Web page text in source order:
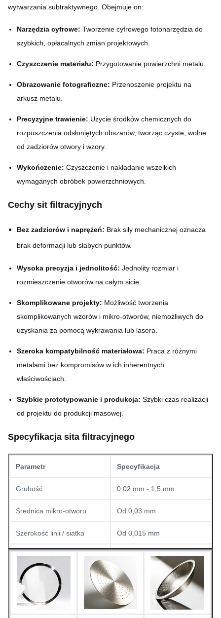
wytwarzania subtraktywnego. Obejmuje on:
Narzędzia cyfrowe: Tworzenie cyfrowego fotonarzędzia do
szybkich, opłacalnych zmian projektowych.
Czyszczenie materiału: Przygotowanie powierzchni metalu.
Obrazowanie fotograficzne: Przenoszenie projektu na
arkusz metalu.
Precyzyjne trawienie: Użycie środków chemicznych do
rozpuszczenia odsłoniętych obszarów, tworząc czyste, wolne
od zadziorów otwory i wzory.
Wykończenie: Czyszczenie i nakładanie wszelkich
wymaganych obróbek powierzchniowych.
Cechy sit filtracyjnych
Bez zadziorów i naprężeń: Brak siły mechanicznej oznacza
brak deformacji lub słabych punktów.
Wysoka precyzja i jednolitość: Jednolity rozmiar i
rozmieszczenie otworów na całym sicie.
Skomplikowane projekty: Możliwość tworzenia
skomplikowanych wzorów i mikro-otworów, niemożliwych do
uzyskania za pomocą wykrawania lub lasera.
Szeroka kompatybilność materiałowa: Praca z różnymi
metalami bez kompromisów w ich inherentnych
właściwościach.
Szybkie prototypowanie i produkcja: Szybki czas realizacji
od projektu do produkcji masowej.
Specyfikacja sita filtracyjnego
Parametr Specyfikacja
Grubość 0,02 mm - 1,5 mm
Średnica mikro-otworu Od 0,03 mm
Szerokość linii / siatka Od 0,015 mm
Wykończenie powierzchni Bez zadziorów
Dostępne materiały
Stal nierdzewna, miedź,
aluminium, tytan itp.